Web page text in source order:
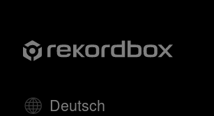
Deutsch